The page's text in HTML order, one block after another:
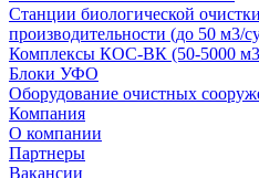
Станции биологической
производительности (до 50 м3/
Комплексы КОС-ВК (50-5000
Блоки УФО
Оборудование очистных
Компания
О компании
Партнеры
Вакансии